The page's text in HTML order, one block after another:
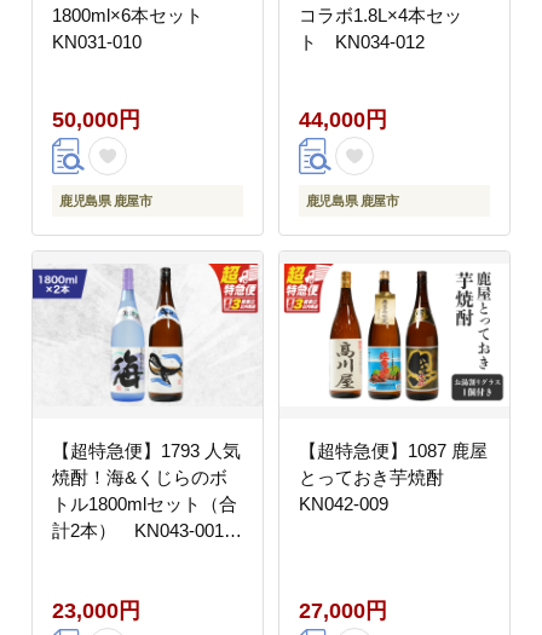
1800ml×6本セット
KN031-010
50,000円
鹿児島県 鹿屋市
コラボ1.8L×4本セッ
ト KN034-012
44,000円
鹿児島県 鹿屋市
【超特急便】1793 人気
焼酎！海&くじらのボ
トル1800mlセット（合
計2本） KN043-001-
23,000円
【超特急便】1087 鹿屋
とっておき芋焼酎
KN042-009
27,000円